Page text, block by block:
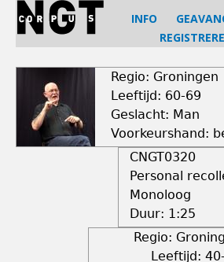
Jump
navigation
INFO
Regio: Groningen
Leeftijd: 60-69
Geslacht: Man
Voorkeurshand:
CNGT0320
Personal
Monoloog
Duur: 1:25
Regio:
Leeftijd: